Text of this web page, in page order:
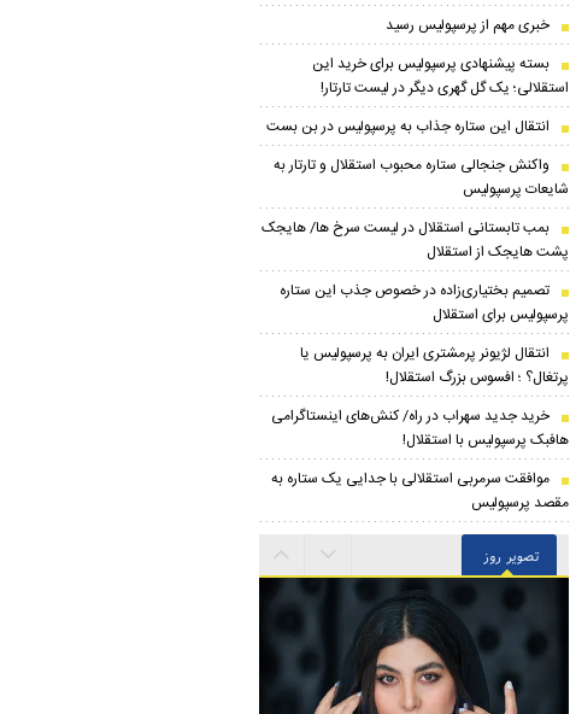
خبری مهم از پرسپولیس رسید
بسته پیشنهادی پرسپولیس برای خرید این
استقلالی؛ یک گل گهری دیگر در لیست تارتار!
انتقال این ستاره جذاب به پرسپولیس در بن بست
واکنش جنجالی ستاره محبوب استقلال و تارتار به
شایعات پرسپولیس
بمب تابستانی استقلال در لیست سرخ ها/ هایجک
پشت هایجک از استقلال
تصمیم بختیاری‌زاده در خصوص جذب این ستاره
پرسپولیس برای استقلال
انتقال لژیونر پرمشتری ایران به پرسپولیس یا
پرتغال؟ ؛ افسوس بزرگ استقلال!
خرید جدید سهراب در راه/ کنش‌های اینستاگرامی
هافبک پرسپولیس با استقلال!
موافقت سرمربی استقلالی با جدایی یک ستاره به
مقصد پرسپولیس
تصویر روز